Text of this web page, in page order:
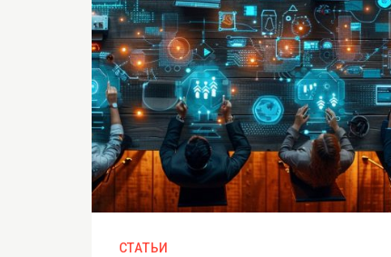
СТАТЬИ